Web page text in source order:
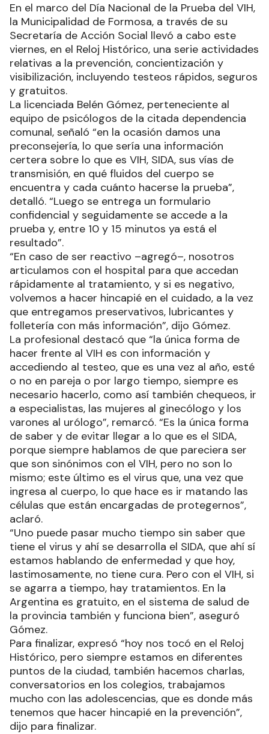
En el marco del Día Nacional de la Prueba del VIH,
la Municipalidad de Formosa, a través de su
Secretaría de Acción Social llevó a cabo este
viernes, en el Reloj Histórico, una serie actividades
relativas a la prevención, concientización y
visibilización, incluyendo testeos rápidos, seguros
y gratuitos.
La licenciada Belén Gómez, perteneciente al
equipo de psicólogos de la citada dependencia
comunal, señaló “en la ocasión damos una
preconsejería, lo que sería una información
certera sobre lo que es VIH, SIDA, sus vías de
transmisión, en qué fluidos del cuerpo se
encuentra y cada cuánto hacerse la prueba”,
detalló. “Luego se entrega un formulario
confidencial y seguidamente se accede a la
prueba y, entre 10 y 15 minutos ya está el
resultado”.
“En caso de ser reactivo –agregó–, nosotros
articulamos con el hospital para que accedan
rápidamente al tratamiento, y si es negativo,
volvemos a hacer hincapié en el cuidado, a la vez
que entregamos preservativos, lubricantes y
folletería con más información”, dijo Gómez.
La profesional destacó que “la única forma de
hacer frente al VIH es con información y
accediendo al testeo, que es una vez al año, esté
o no en pareja o por largo tiempo, siempre es
necesario hacerlo, como así también chequeos, ir
a especialistas, las mujeres al ginecólogo y los
varones al urólogo”, remarcó. “Es la única forma
de saber y de evitar llegar a lo que es el SIDA,
porque siempre hablamos de que pareciera ser
que son sinónimos con el VIH, pero no son lo
mismo; este último es el virus que, una vez que
ingresa al cuerpo, lo que hace es ir matando las
células que están encargadas de protegernos”,
aclaró.
“Uno puede pasar mucho tiempo sin saber que
tiene el virus y ahí se desarrolla el SIDA, que ahí sí
estamos hablando de enfermedad y que hoy,
lastimosamente, no tiene cura. Pero con el VIH, si
se agarra a tiempo, hay tratamientos. En la
Argentina es gratuito, en el sistema de salud de
la provincia también y funciona bien”, aseguró
Gómez.
Para finalizar, expresó “hoy nos tocó en el Reloj
Histórico, pero siempre estamos en diferentes
puntos de la ciudad, también hacemos charlas,
conversatorios en los colegios, trabajamos
mucho con las adolescencias, que es donde más
tenemos que hacer hincapié en la prevención”,
dijo para finalizar.